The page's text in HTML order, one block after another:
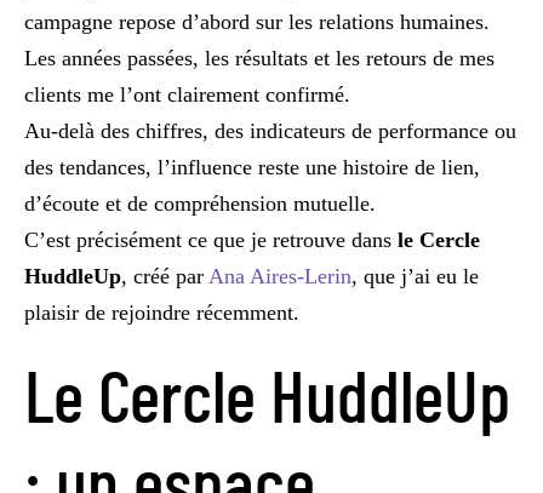
campagne repose d’abord sur les relations humaines.
Les années passées, les résultats et les retours de mes
clients me l’ont clairement confirmé.
Au-delà des chiffres, des indicateurs de performance ou
des tendances, l’influence reste une histoire de lien,
d’écoute et de compréhension mutuelle.
C’est précisément ce que je retrouve dans le Cercle
HuddleUp, créé par Ana Aires-Lerin, que j’ai eu le
plaisir de rejoindre récemment.
Le Cercle HuddleUp